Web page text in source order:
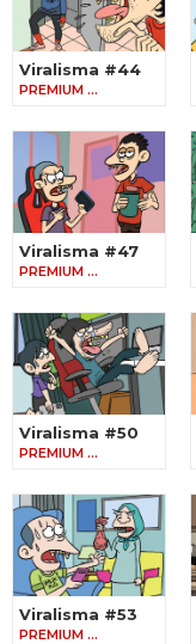
Viralisma #44
PREMIUM …
Viralisma #47
PREMIUM …
Viralisma #50
PREMIUM …
Viralisma #53
PREMIUM …